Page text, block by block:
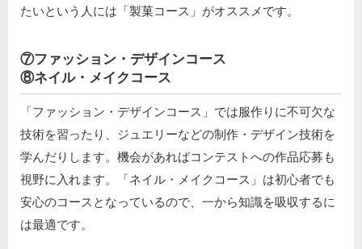
たいという人には「製菓コース」がオススメです。
⑦ファッション・デザインコース
⑧ネイル・メイクコース
「ファッション・デザインコース」では服作りに不可欠な
技術を習ったり、ジュエリーなどの制作・デザイン技術を
学んだりします。機会があればコンテストへの作品応募も
視野に入れます。「ネイル・メイクコース」は初心者でも
安心のコースとなっているので、一から知識を吸収するに
は最適です。